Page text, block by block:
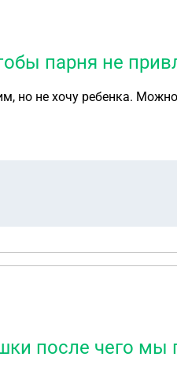
парня не
но не хочу ребенка.
после чего мы